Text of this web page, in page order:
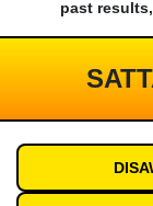
past